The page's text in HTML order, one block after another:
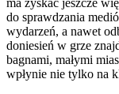
do sprawdzania
wydarzeń, a nawet
doniesień w grze
bagnami, małymi
wpłynie nie tylko na